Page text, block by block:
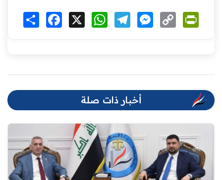
انشر Facebook WhatsAppTelegramMessenger
Copy
Link
أخبار ذات صلة